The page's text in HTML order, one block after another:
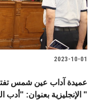
2023-10-01
عميدة آداب عين شمس
الإنجليزية بعنوان: "أدب الطفل في مصر.. التجديدات والتحديات "